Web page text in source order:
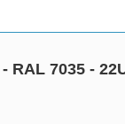
7035 -